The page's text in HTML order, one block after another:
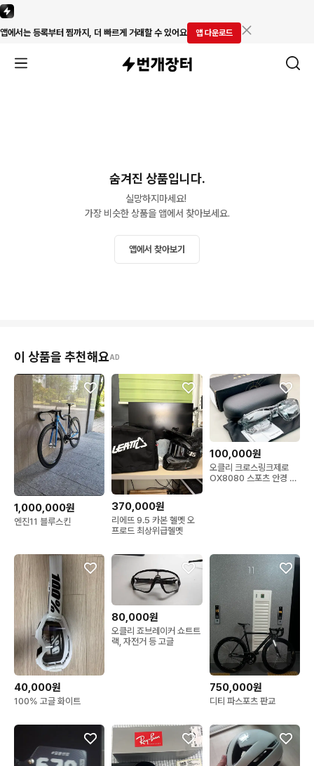
앱에서는 등록부터 찜까지, 더 빠르게 거래할 수 있어요 앱 다운로드
숨겨진 상품입니다.
실망하지마세요!
가장 비슷한 상품을 앱에서 찾아보세요.
앱에서 찾아보기
이 상품을 추천해요AD
1,000,000원
엔진11 블루스킨
370,000원
리에뜨 9.5 카본 헬멧 오
프로드 최상위급헬멧
100,000원
오클리 크로스링크제로
OX8080 스포츠 안경 그
40,000원
100% 고글 화이트
80,000원
오클리 죠브레이커 쇼트트
랙, 자전거 등 고글
750,000원
디티 파스포츠 판교